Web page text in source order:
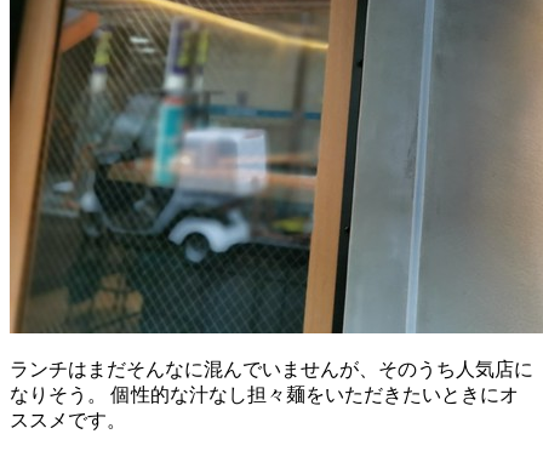
ランチはまだそんなに混んでいませんが、そのうち人気店に
なりそう。 個性的な汁なし担々麺をいただきたいときにオ
ススメです。